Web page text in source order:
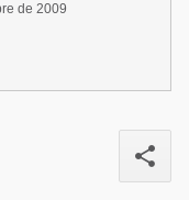
de 2009
share